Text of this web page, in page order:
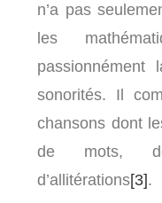
n’a pas
les
passionnément
sonorités. Il
chansons dont
de mots, de
d’allitérations[3].